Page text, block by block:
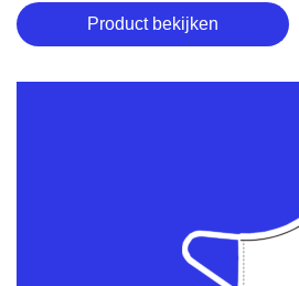
Product bekijken